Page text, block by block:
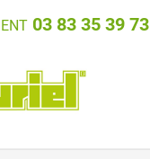
03 83 35 39 73